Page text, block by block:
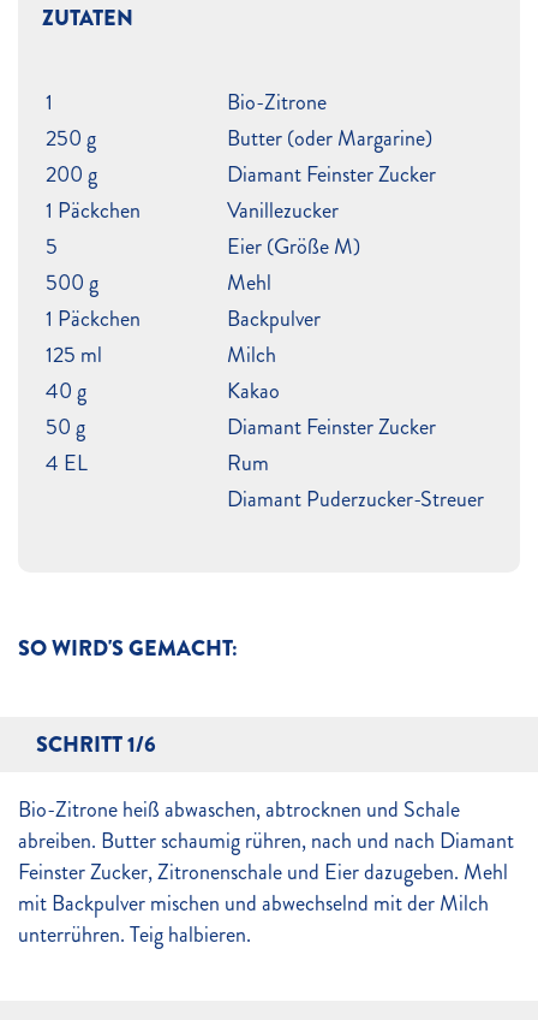
SO WIRD'S GEMACHT:
SCHRITT 1/6
Bio-Zitrone heiß abwaschen, abtrocknen und Schale
abreiben. Butter schaumig rühren, nach und nach Diamant
Feinster Zucker, Zitronenschale und Eier dazugeben. Mehl
mit Backpulver mischen und abwechselnd mit der Milch
unterrühren. Teig halbieren.
ZUTATEN
1
Bio-Zitrone
250 g
Butter (oder Margarine)
200 g
Diamant Feinster Zucker
1 Päckchen
Vanillezucker
5
Eier (Größe M)
500 g
Mehl
1 Päckchen
Backpulver
125 ml
Milch
40 g
Kakao
50 g
Diamant Feinster Zucker
4 EL
Rum
Diamant Puderzucker-Streuer